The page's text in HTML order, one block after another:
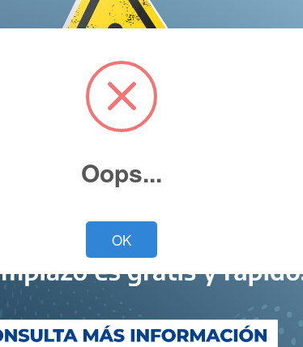
He leído y acepto elAviso de Privacidad*
Deseo recibir ofertas y novedades.
Cotiza ahora
Oops...
OK